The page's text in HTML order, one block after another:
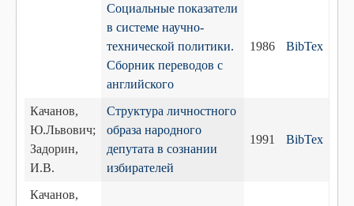
Социальные показатели
в системе научно-
технической политики.
Сборник переводов с
английского
1986 BibTex
Качанов,
Ю.Львович;
Задорин,
И.В.
Структура личностного
образа народного
депутата в сознании
избирателей
1991 BibTex
Качанов,